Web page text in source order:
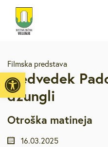
Open toolbar
Filmska predstava
Medvedek
džungli
Otroška matineja
16.03.2025